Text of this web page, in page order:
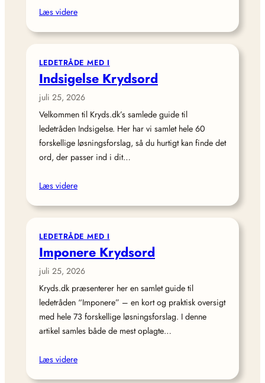
Læs videre
LEDETRÅDE MED I
Indsigelse Krydsord
juli 25, 2026
Velkommen til Kryds.dk’s samlede guide til
ledetråden Indsigelse. Her har vi samlet hele 60
forskellige løsningsforslag, så du hurtigt kan finde det
ord, der passer ind i dit…
Læs videre
LEDETRÅDE MED I
Imponere Krydsord
juli 25, 2026
Kryds.dk præsenterer her en samlet guide til
ledetråden “Imponere” – en kort og praktisk oversigt
med hele 73 forskellige løsningsforslag. I denne
artikel samles både de mest oplagte…
Læs videre